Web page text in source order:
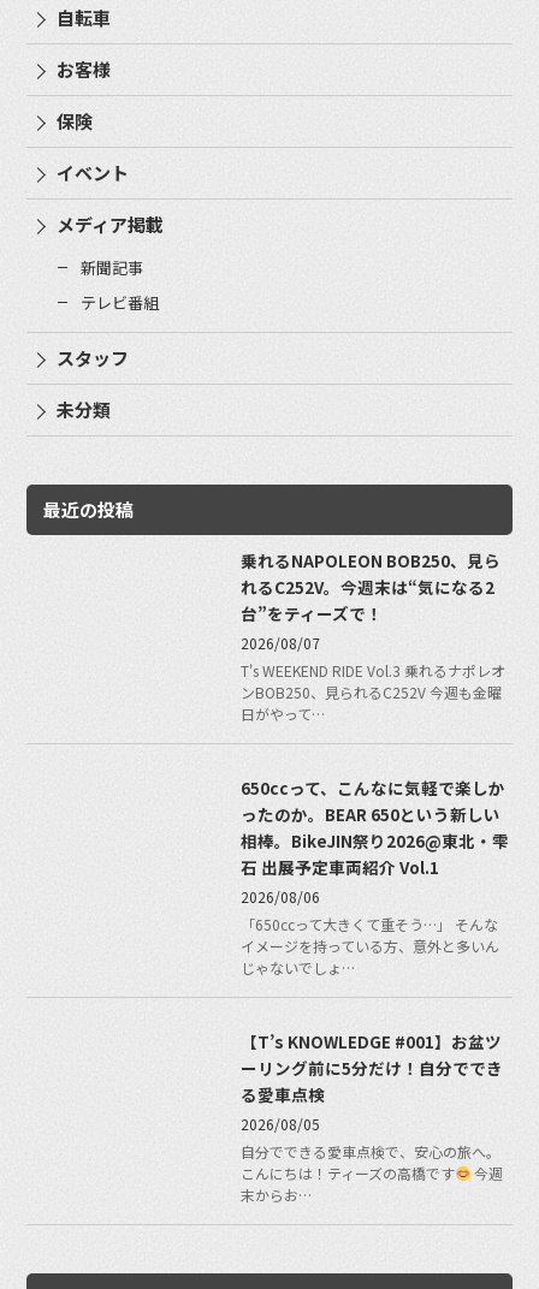
自転車
お客様
保険
イベント
メディア掲載
新聞記事
テレビ番組
スタッフ
未分類
最近の投稿
乗れるNAPOLEON BOB250、見ら
れるC252V。今週末は“気になる2
台”をティーズで！
2026/08/07
T's WEEKEND RIDE Vol.3 乗れるナポレオ
ンBOB250、見られるC252V 今週も金曜
日がやって…
650ccって、こんなに気軽で楽しか
ったのか。BEAR 650という新しい
相棒。BikeJIN祭り2026@東北・雫
石 出展予定車両紹介 Vol.1
2026/08/06
「650ccって大きくて重そう…」 そんな
イメージを持っている方、意外と多いん
じゃないでしょ…
【T’s KNOWLEDGE #001】お盆ツ
ーリング前に5分だけ！自分ででき
る愛車点検
2026/08/05
自分でできる愛車点検で、安心の旅へ。
こんにちは！ティーズの高橋です
今週
末からお…